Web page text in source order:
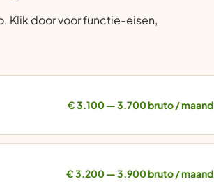
Klik door voor functie-eisen,
€ 3.100 — 3.700 bruto / maand
€ 3.200 — 3.900 bruto / maand